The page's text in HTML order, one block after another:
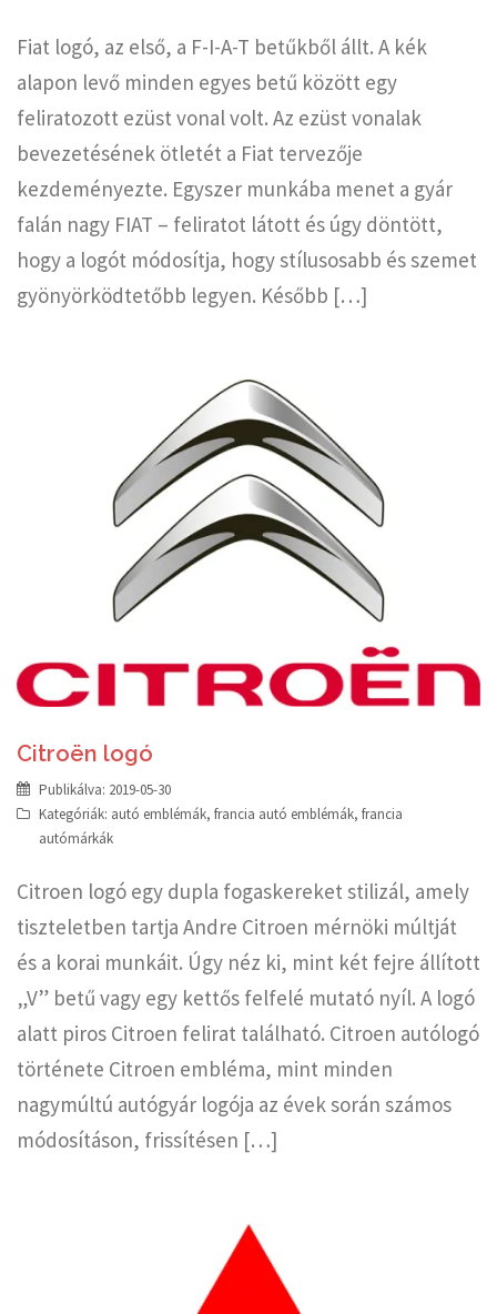
Fiat logó, az első, a F-I-A-T betűkből állt. A kék
alapon levő minden egyes betű között egy
feliratozott ezüst vonal volt. Az ezüst vonalak
bevezetésének ötletét a Fiat tervezője
kezdeményezte. Egyszer munkába menet a gyár
falán nagy FIAT – feliratot látott és úgy döntött,
hogy a logót módosítja, hogy stílusosabb és szemet
gyönyörködtetőbb legyen. Később […]
Citroën logó
Publikálva: 2019-05-30
Kategóriák: autó emblémák, francia autó emblémák, francia
autómárkák
Citroen logó egy dupla fogaskereket stilizál, amely
tiszteletben tartja Andre Citroen mérnöki múltját
és a korai munkáit. Úgy néz ki, mint két fejre állított
„V” betű vagy egy kettős felfelé mutató nyíl. A logó
alatt piros Citroen felirat található. Citroen autólogó
története Citroen embléma, mint minden
nagymúltú autógyár logója az évek során számos
módosításon, frissítésen […]